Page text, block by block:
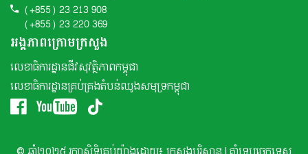
(+855) 23 213 908
(+855) 23 220 369
អង្គភាពក្រោមក្រសួង
លេខាធិការដ្ឋានជីវសុវត្ថិភាពកម្ពុជា
លេខាធិការដ្ឋានគ្រប់គ្រងតំបន់ឈូងសមុទ្រកម្ពុជា